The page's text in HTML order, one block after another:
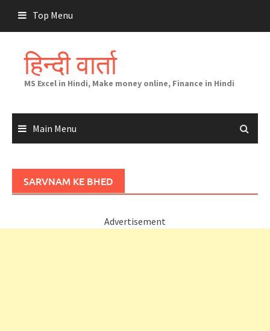
content
Top Menu
हिन्दी वार्ता
MS Excel in Hindi, Make money online, Finance in Hindi
Main Menu
SARVNAM KE BHED
Advertisement